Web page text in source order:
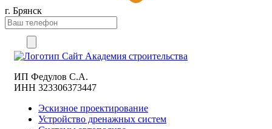
г. Брянск
ИП Федулов С.А.
ИНН 323306373447
Эскизное проектирование
Устройство дренажных систем